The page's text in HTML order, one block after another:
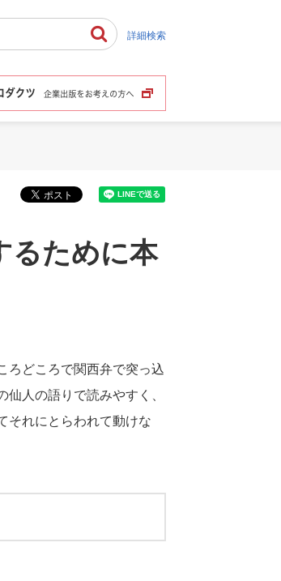
詳細検索
るために本
ろどころで関西弁で突っ込
人の語りで読みやすく、
それにとらわれて動けな